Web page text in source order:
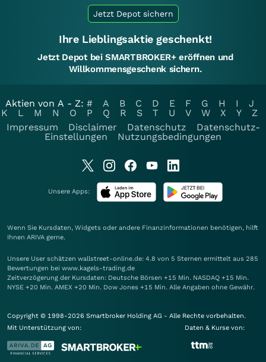
Jetzt Depot sichern
Ihre Lieblingsaktie geschenkt!
Jetzt Depot bei SMARTBROKER+ eröffnen und
Willkommensgeschenk sichern.
Aktien von A - Z: # A B C D E F G H I
J
K
L M N O P Q R S T U V W X Y
Z
Impressum
Disclaimer Datenschutz
Datenschutz-
Einstellungen
Nutzungsbedingungen
Unsere Apps:
Wenn Sie Kursdaten, Widgets oder andere Finanzinformationen benötigen, hilft
Ihnen ARIVA gerne.
Unsere User schätzen wallstreet-online.de: 4.8 von 5 Sternen ermittelt aus 285
Bewertungen bei www.kagels-trading.de
Zeitverzögerung der Kursdaten: Deutsche Börsen +15 Min. NASDAQ +15 Min.
NYSE +20 Min. AMEX +20 Min. Dow Jones +15 Min. Alle Angaben ohne Gewähr.
Copyright © 1998-2026 Smartbroker Holding AG - Alle Rechte vorbehalten.
Mit Unterstützung von:
Daten & Kurse von: